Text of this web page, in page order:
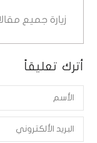
زيارة جميع
أترك تعليقاً